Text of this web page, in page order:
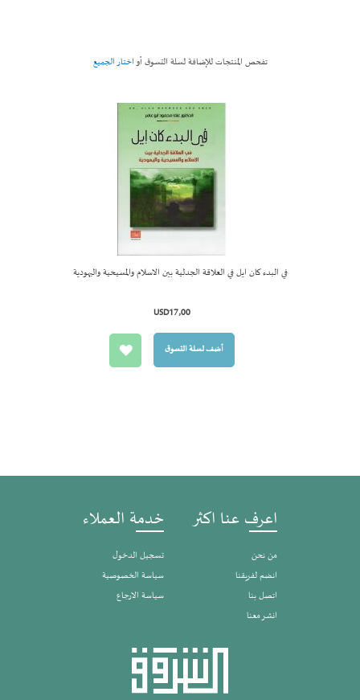
تفحص المنتجات للإضافة لسلة التسوق أواختار الجميع
في البدء كان ايل في العلاقة الجدلية بين الاسلام والمسيحية واليهودية
USD17٫00
أضف لسلة التسوق
اعرف عنا اكثر
من نحن
انضم لفريقنا
اتصل بنا
انشر معنا
خدمة العملاء
تسجيل الدخول
سياسة الخصوصية
سياسة الارجاع